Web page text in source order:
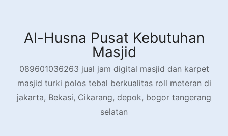
contentAl-Husna Pusat Kebutuhan
Masjid
089601036263 jual jam digital masjid dan karpet
masjid turki polos tebal berkualitas roll meteran di
jakarta, Bekasi, Cikarang, depok, bogor tangerang
selatan